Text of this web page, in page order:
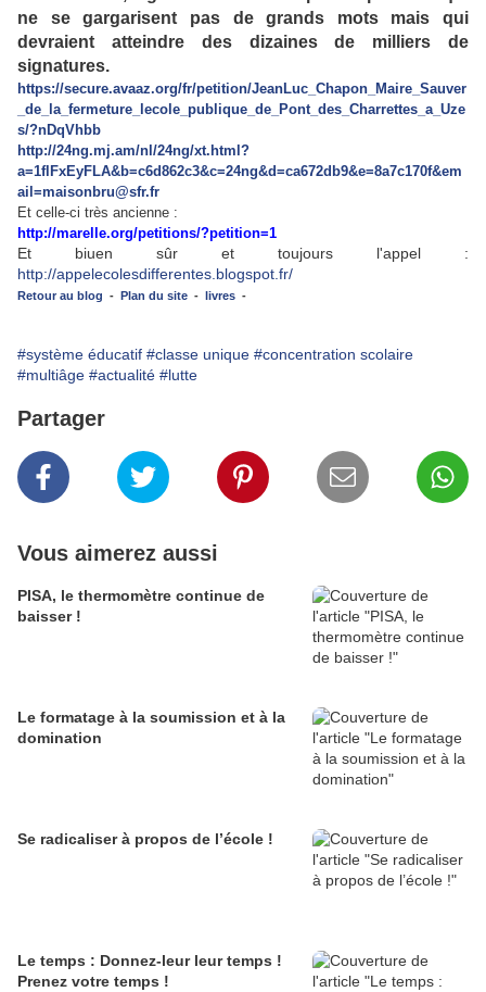
ne se gargarisent pas de grands mots mais qui
devraient atteindre des dizaines de milliers de
signatures.
https://secure.avaaz.org/fr/petition/JeanLuc_Chapon_Maire_Sauver
_de_la_fermeture_lecole_publique_de_Pont_des_Charrettes_a_Uze
s/?nDqVhbb
http://24ng.mj.am/nl/24ng/xt.html?
a=1flFxEyFLA&b=c6d862c3&c=24ng&d=ca672db9&e=8a7c170f&em
ail=maisonbru@sfr.fr
Et celle-ci très ancienne :
http://marelle.org/petitions/?petition=1
Et biuen sûr et toujours l'appel :
http://appelecolesdifferentes.blogspot.fr/
Retour au blog - Plan du site - livres -
#système éducatif #classe unique #concentration scolaire
#multiâge #actualité #lutte
Partager
Vous aimerez aussi
PISA, le thermomètre continue de
baisser !
Le formatage à la soumission et à la
domination
Se radicaliser à propos de l’école !
Le temps : Donnez-leur leur temps !
Prenez votre temps !